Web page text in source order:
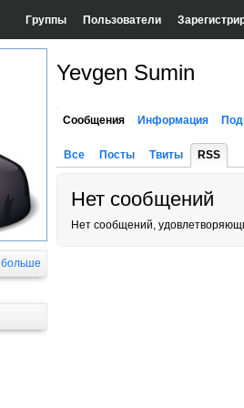
Группы Пользователи
больше
Yevgen Sumin
Сообщения Информация
Все Посты Твиты RSS
Нет сообщений
Нет сообщений,